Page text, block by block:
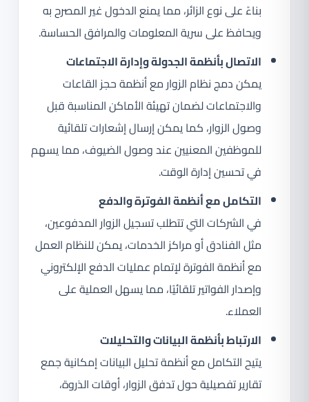
بناءً على نوع الزائر، مما يمنع الدخول غير المصرح به
ويحافظ على سرية المعلومات والمرافق الحساسة.
الاتصال بأنظمة الجدولة وإدارة الاجتماعات
يمكن دمج نظام الزوار مع أنظمة حجز القاعات
والاجتماعات لضمان تهيئة الأماكن المناسبة قبل
وصول الزوار، كما يمكن إرسال إشعارات تلقائية
للموظفين المعنيين عند وصول الضيوف، مما يسهم
في تحسين إدارة الوقت.
التكامل مع أنظمة الفوترة والدفع
في الشركات التي تتطلب تسجيل الزوار المدفوعين،
مثل الفنادق أو مراكز الخدمات، يمكن للنظام العمل
مع أنظمة الفوترة لإتمام عمليات الدفع الإلكتروني
وإصدار الفواتير تلقائيًا، مما يسهل العملية على
العملاء.
الارتباط بأنظمة البيانات والتحليلات
يتيح التكامل مع أنظمة تحليل البيانات إمكانية جمع
تقارير تفصيلية حول تدفق الزوار، أوقات الذروة،